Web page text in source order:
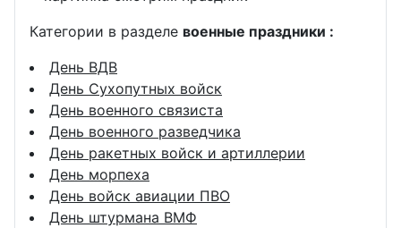
Категории в разделе военные праздники :
День ВДВ
День Сухопутных войск
День военного связиста
День военного разведчика
День ракетных войск и артиллерии
День морпеха
День войск авиации ПВО
День штурмана ВМФ